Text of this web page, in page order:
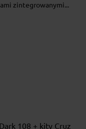
zintegrowanymi...